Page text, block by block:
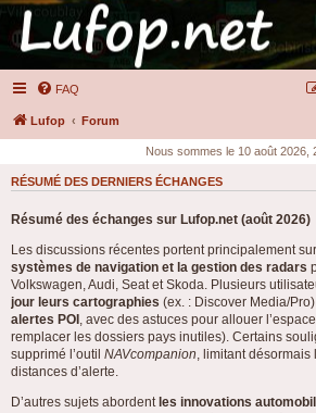
FAQ
Lufop Forum
Nous sommes le 10 août 2026,
RÉSUMÉ DES DERNIERS ÉCHANGES
Résumé des échanges sur Lufop.net (août 2026)
Les discussions récentes portent principalement sur
systèmes de navigation et la gestion des radars
Volkswagen, Audi, Seat et Skoda. Plusieurs
jour leurs cartographies (ex. : Discover Media/
alertes POI , avec des astuces pour allouer
remplacer les dossiers pays inutiles). Certains
supprimé l’outil NAVcompanion , limitant
distances d’alerte.
D’autres sujets abordent les innovations